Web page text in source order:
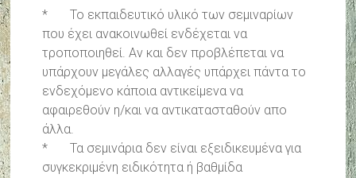
* Το εκπαιδευτικό υλικό των σεμιναρίων
που έχει ανακοινωθεί ενδέχεται να
τροποποιηθεί. Αν και δεν προβλέπεται να
υπάρχουν μεγάλες αλλαγές υπάρχει πάντα το
ενδεχόμενο κάποια αντικείμενα να
αφαιρεθούν η/και να αντικατασταθούν απο
άλλα.
* Τα σεμινάρια δεν είναι εξειδικευμένα για
συγκεκριμένη ειδικότητα ή βαθμίδα